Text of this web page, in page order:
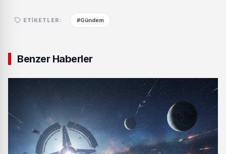
ETIKETLER: #Gündem
Benzer Haberler